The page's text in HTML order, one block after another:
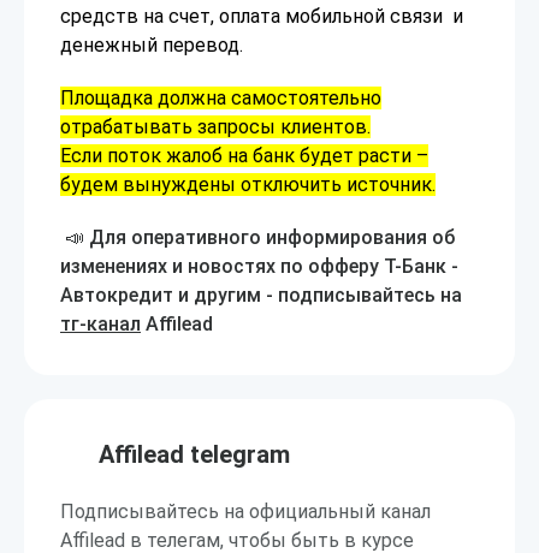
средств на счет, оплата мобильной связи и
денежный перевод.
Площадка должна самостоятельно
отрабатывать запросы клиентов.
Если поток жалоб на банк будет расти –
будем вынуждены отключить источник.
📣 Для оперативного информирования об
изменениях и новостях по офферу Т-Банк -
Автокредит и другим - подписывайтесь на
тг-канал Affilead
Affilead telegram
Подписывайтесь на официальный канал
Affilead в телегам, чтобы быть в курсе